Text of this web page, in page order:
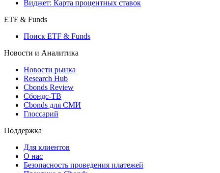
Консенсус-прогнозы по отчетности
Макроэкономика
Виджет: Карта процентных ставок
ETF & Funds
Поиск ETF & Funds
Новости и Аналитика
Новости рынка
Research Hub
Cbonds Review
Сбондс-ТВ
Глоссарий
Поддержка